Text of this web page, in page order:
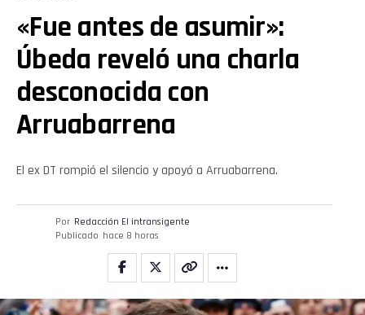
«Fue antes de asumir»:
Úbeda reveló una charla
desconocida con
Arruabarrena
El ex DT rompió el silencio y apoyó a Arruabarrena.
Por Redacción El intransigente
Publicado hace 8 horas